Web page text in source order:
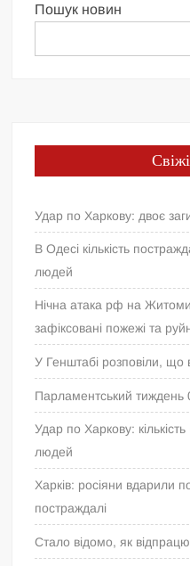
Пошук новин
Удар по Харкову: двоє
В Одесі кількість
людей
Нічна атака рф на
зафіксовані пожежі та
У Генштабі розповіли, що
Парламентський тиждень
Удар по Харкову:
людей
Харків: росіяни вдарили
постраждалі
Стало відомо, як